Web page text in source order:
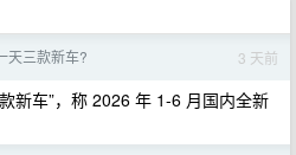
天三款新车? 3 天前
新车”，称 2026 年 1-6 月国内全新